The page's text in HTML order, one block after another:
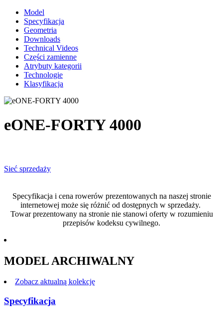
Model
Specyfikacja
Geometria
Downloads
Technical Videos
Części zamienne
Atrybuty kategorii
Technologie
Klasyfikacja
eONE-FORTY 4000
Sieć sprzedaży
Specyfikacja i cena rowerów prezentowanych na naszej stronie
internetowej może się różnić od dostępnych w sprzedaży.
Towar prezentowany na stronie nie stanowi oferty w rozumieniu
przepisów kodeksu cywilnego.
MODEL ARCHIWALNY
Zobacz aktualną kolekcję
Specyfikacja